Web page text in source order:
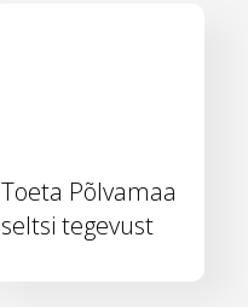
Toeta Põlvamaa
seltsi tegevust